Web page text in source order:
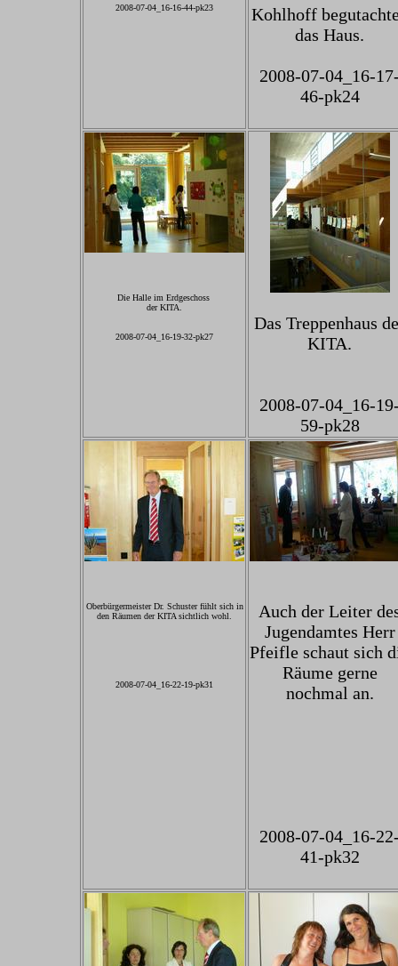
2008-07-04_16-16-44-pk23
Kohlhoff
das Haus.
2008-07-04_16-
46-pk24
Die Halle im Erdgeschoss
der KITA.
2008-07-04_16-19-32-pk27
Das Treppenhaus
KITA.
2008-07-04_16-
59-pk28
Oberbürgermeister Dr. Schuster fühlt sich in
den Räumen der KITA sichtlich wohl.
2008-07-04_16-22-19-pk31
Auch der Leiter
Jugendamtes Herr
Pfeifle schaut sich
Räume gerne
nochmal an.
2008-07-04_16-
41-pk32